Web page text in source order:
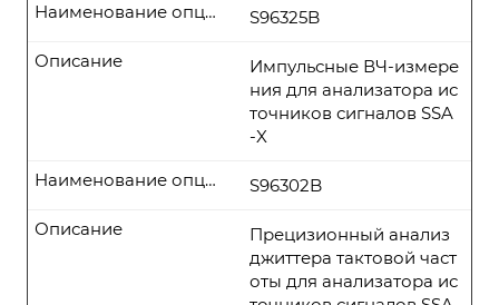
S96325B
Наименование опции
Импульсные ВЧ-измере
ния для анализатора ис
точников сигналов SSA
-X
Описание
S96302B
Наименование опции
Прецизионный анализ
джиттера тактовой част
оты для анализатора ис
Описание